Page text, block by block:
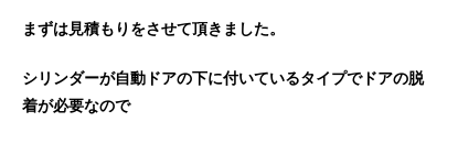
まずは見積もりをさせて頂きました。
シリンダーが自動ドアの下に付いているタイプでドアの脱
着が必要なので